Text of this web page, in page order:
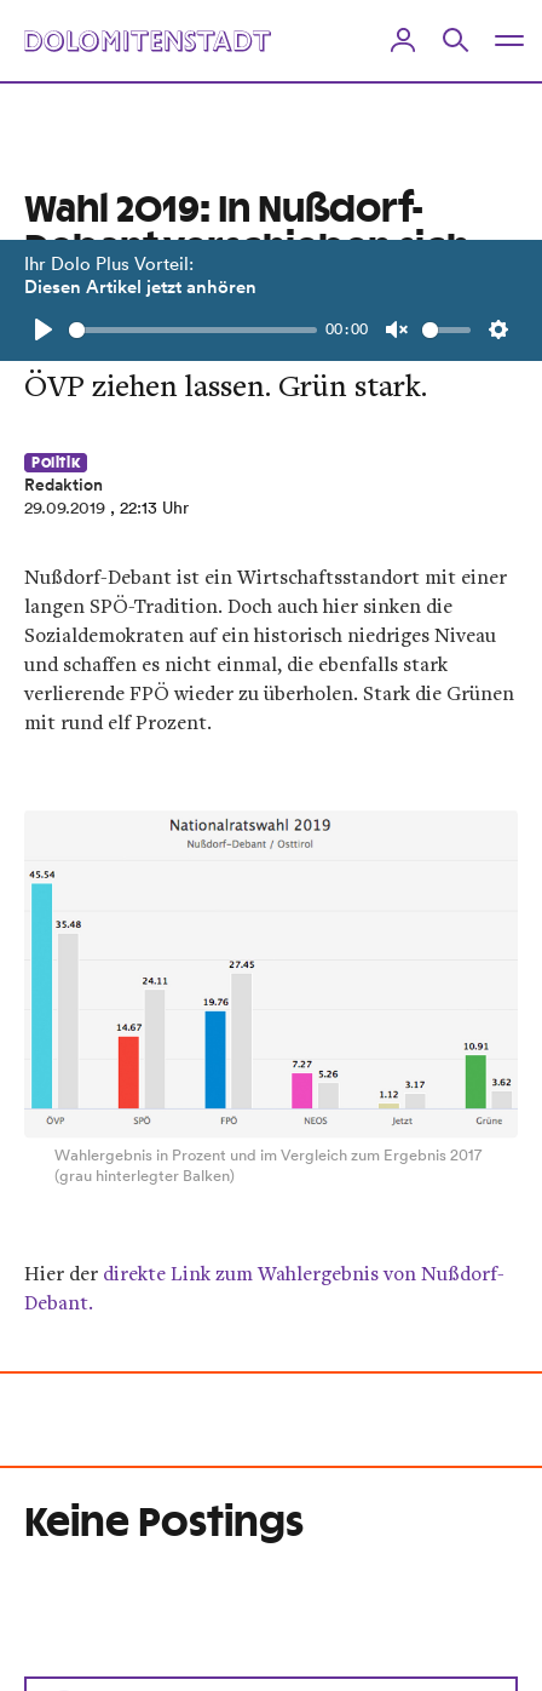
Ihr Dolo Plus Vorteil:
Diesen Artikel jetzt anhören
Play
00:00
Unmute
Wahl 2019: In Nußdorf-
Debant verschieben sich
die Gewichte
SPÖ und Freiheitliche müssen die
ÖVP ziehen lassen. Grün stark.
Politik
Redaktion
29.09.2019 , 22:13 Uhr
Nußdorf-Debant ist ein Wirtschaftsstandort mit einer
langen SPÖ-Tradition. Doch auch hier sinken die
Sozialdemokraten auf ein historisch niedriges Niveau
und schaffen es nicht einmal, die ebenfalls stark
verlierende FPÖ wieder zu überholen. Stark die Grünen
mit rund elf Prozent.
Wahlergebnis in Prozent und im Vergleich zum Ergebnis 2017
(grau hinterlegter Balken)
Hier der direkte Link zum Wahlergebnis von Nußdorf-
Debant.
Keine Postings